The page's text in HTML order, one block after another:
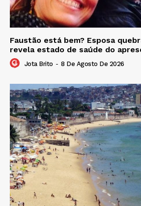
Faustão está bem? Esposa
revela estado de saúde do
Jota Brito - 8 De Agosto De 2026